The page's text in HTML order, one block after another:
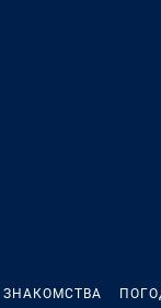
ЗНАКОМСТВА